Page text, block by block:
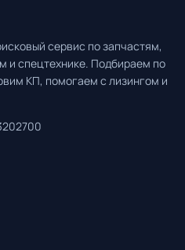
сервис по запчастям,
и спецтехнике. Подбираем по
КП, помогаем с лизингом и